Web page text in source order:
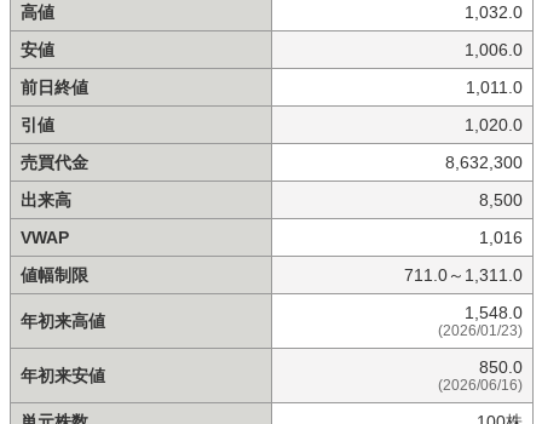
高値
1,032.0
安値
1,006.0
前日終値
1,011.0
引値
1,020.0
売買代金
8,632,300
出来高
8,500
VWAP
1,016
値幅制限
711.0～1,311.0
年初来高値 1,548.0
(2026/01/23)
年初来安値 850.0
(2026/06/16)